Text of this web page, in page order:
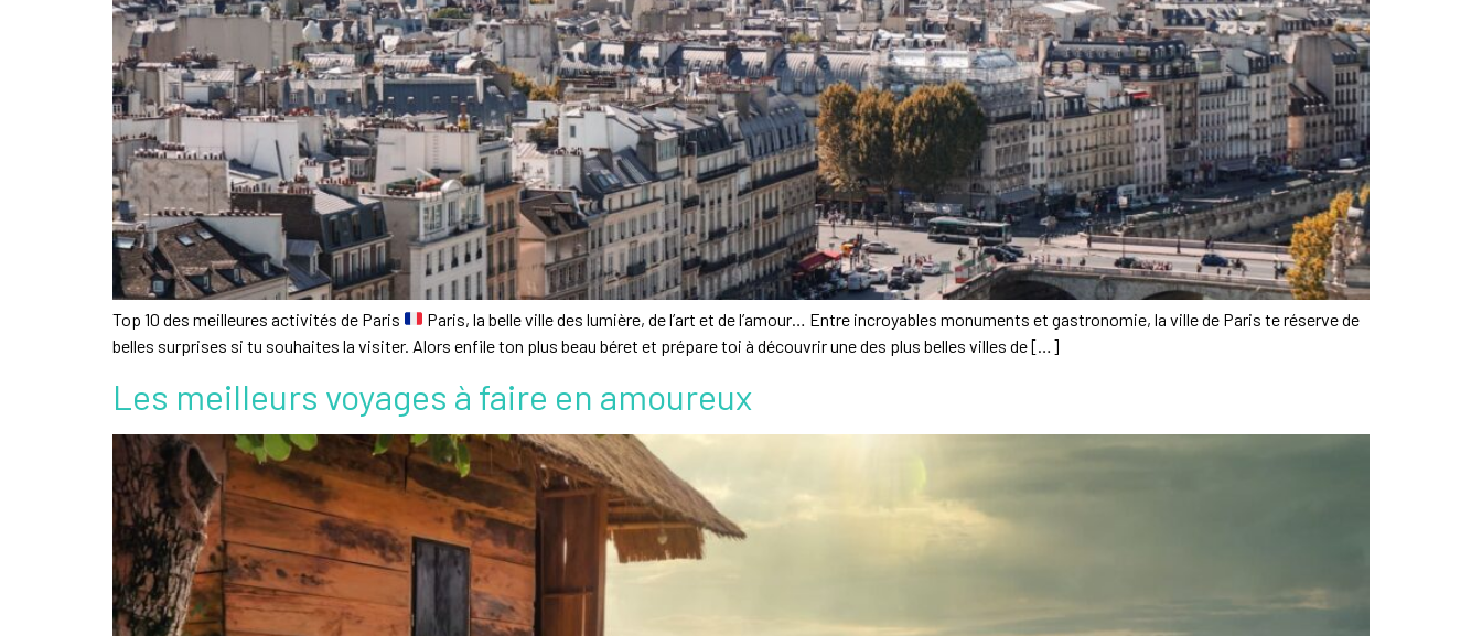
Top 10 des meilleures activités de Paris
Paris, la belle ville des lumière, de l’art et de l’amour… Entre incroyables monuments et gastronomie, la ville de Paris te réserve de
belles surprises si tu souhaites la visiter. Alors enfile ton plus beau béret et prépare toi à découvrir une des plus belles villes de […]
Les meilleurs voyages à faire en amoureux